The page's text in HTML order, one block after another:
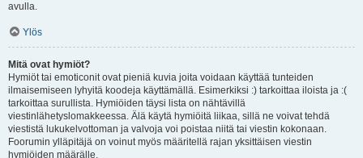
avulla.
Ylös
Mitä ovat hymiöt?
Hymiöt tai emoticonit ovat pieniä kuvia joita voidaan käyttää tunteiden
ilmaisemiseen lyhyitä koodeja käyttämällä. Esimerkiksi :) tarkoittaa iloista ja :(
tarkoittaa surullista. Hymiöiden täysi lista on nähtävillä
viestinlähetyslomakkeessa. Älä käytä hymiöitä liikaa, sillä ne voivat tehdä
viestistä lukukelvottoman ja valvoja voi poistaa niitä tai viestin kokonaan.
Foorumin ylläpitäjä on voinut myös määritellä rajan yksittäisen viestin
hymiöiden määrälle.